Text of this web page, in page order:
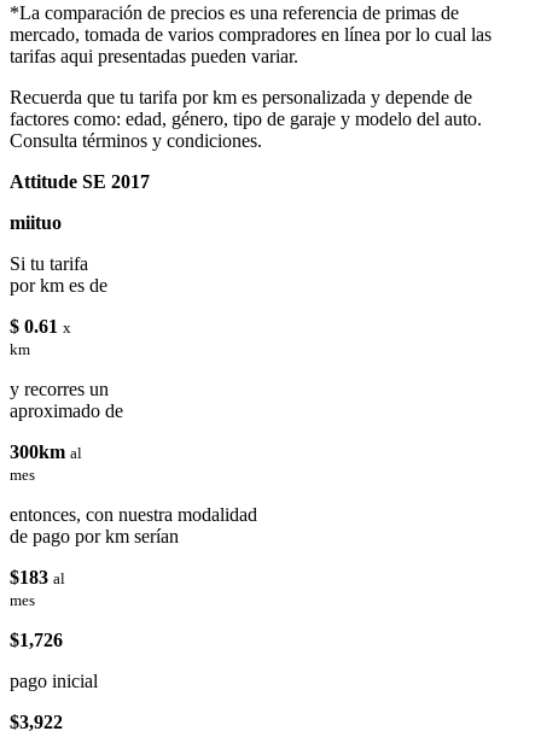
*La comparación de precios es una referencia de primas de
mercado, tomada de varios compradores en línea por lo cual las
tarifas aqui presentadas pueden variar.
Recuerda que tu tarifa por km es personalizada y depende de
factores como: edad, género, tipo de garaje y modelo del auto.
Consulta términos y condiciones.
Attitude SE 2017
miituo
Si tu tarifa
por km es de
$ 0.61 x
km
y recorres un
aproximado de
300km al
mes
entonces, con nuestra modalidad
de pago por km serían
$183 al
mes
$1,726
pago inicial
$3,922